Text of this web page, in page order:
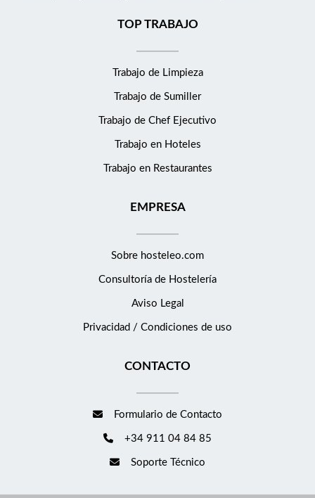
TOP TRABAJO
Trabajo de Limpieza
Trabajo de Sumiller
Trabajo de Chef Ejecutivo
Trabajo en Hoteles
Trabajo en Restaurantes
EMPRESA
Sobre hosteleo.com
Consultoría de Hostelería
Aviso Legal
Privacidad / Condiciones de uso
CONTACTO
Formulario de Contacto
+34 911 04 84 85
Soporte Técnico